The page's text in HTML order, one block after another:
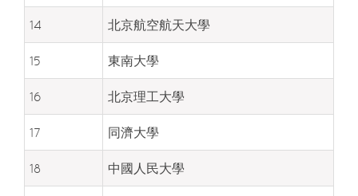
14 北京航空航天大學
15 東南大學
16 北京理工大學
17 同濟大學
18 中國人民大學